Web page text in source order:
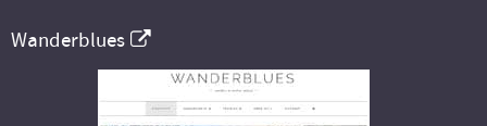
Wanderblues